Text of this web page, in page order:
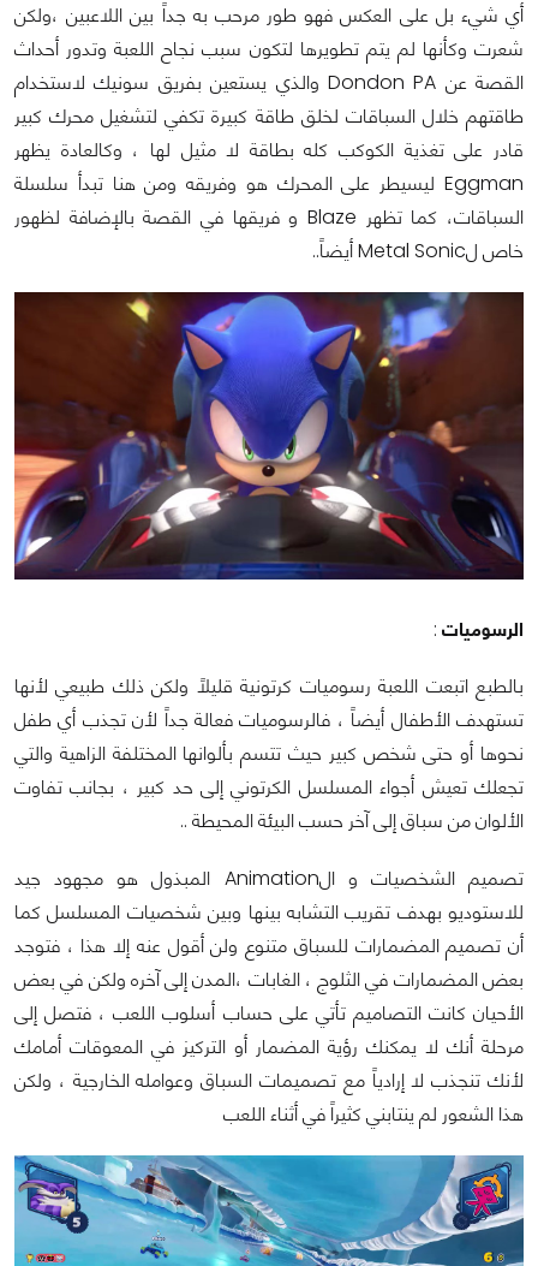
أي شيء بل على العكس فهو طور مرحب به جداً بين اللاعبين ،ولكن
شعرت وكأنها لم يتم تطويرها لتكون سبب نجاح اللعبة وتدور أحداث
القصة عن Dondon PA والذي يستعين بفريق سونيك لاستخدام
طاقتهم خلال السباقات لخلق طاقة كبيرة تكفي لتشغيل محرك كبير
قادر على تغذية الكوكب كله بطاقة لا مثيل لها ، وكالعادة يظهر
Eggman ليسيطر على المحرك هو وفريقه ومن هنا تبدأ سلسلة
السباقات، كما تظهر Blaze و فريقها في القصة بالإضافة لظهور
خاص لMetal Sonic أيضاً..
الرسوميات :
بالطبع اتبعت اللعبة رسوميات كرتونية قليلاً ولكن ذلك طبيعي لأنها
تستهدف الأطفال أيضاً ، فالرسوميات فعالة جداً لأن تجذب أي طفل
نحوها أو حتى شخص كبير حيث تتسم بألوانها المختلفة الزاهية والتي
تجعلك تعيش أجواء المسلسل الكرتوني إلى حد كبير ، بجانب تفاوت
الألوان من سباق إلى آخر حسب البيئة المحيطة ..
تصميم الشخصيات و الAnimation المبذول هو مجهود جيد
للاستوديو بهدف تقريب التشابه بينها وبين شخصيات المسلسل كما
أن تصميم المضمارات للسباق متنوع ولن أقول عنه إلا هذا ، فتوجد
بعض المضمارات في الثلوج ، الغابات ،المدن إلى آخره ولكن في بعض
الأحيان كانت التصاميم تأتي على حساب أسلوب اللعب ، فتصل إلى
مرحلة أنك لا يمكنك رؤية المضمار أو التركيز في المعوقات أمامك
لأنك تنجذب لا إرادياً مع تصميمات السباق وعوامله الخارجية ، ولكن
هذا الشعور لم ينتابني كثيراً في أثناء اللعب